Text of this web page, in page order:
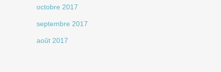
octobre 2017
septembre 2017
août 2017